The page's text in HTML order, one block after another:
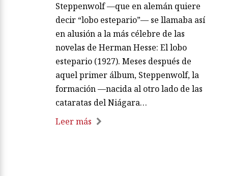
Steppenwolf —que en alemán quiere
decir “lobo estepario”— se llamaba así
en alusión a la más célebre de las
novelas de Herman Hesse: El lobo
estepario (1927). Meses después de
aquel primer álbum, Steppenwolf, la
formación —nacida al otro lado de las
cataratas del Niágara…
Leer más